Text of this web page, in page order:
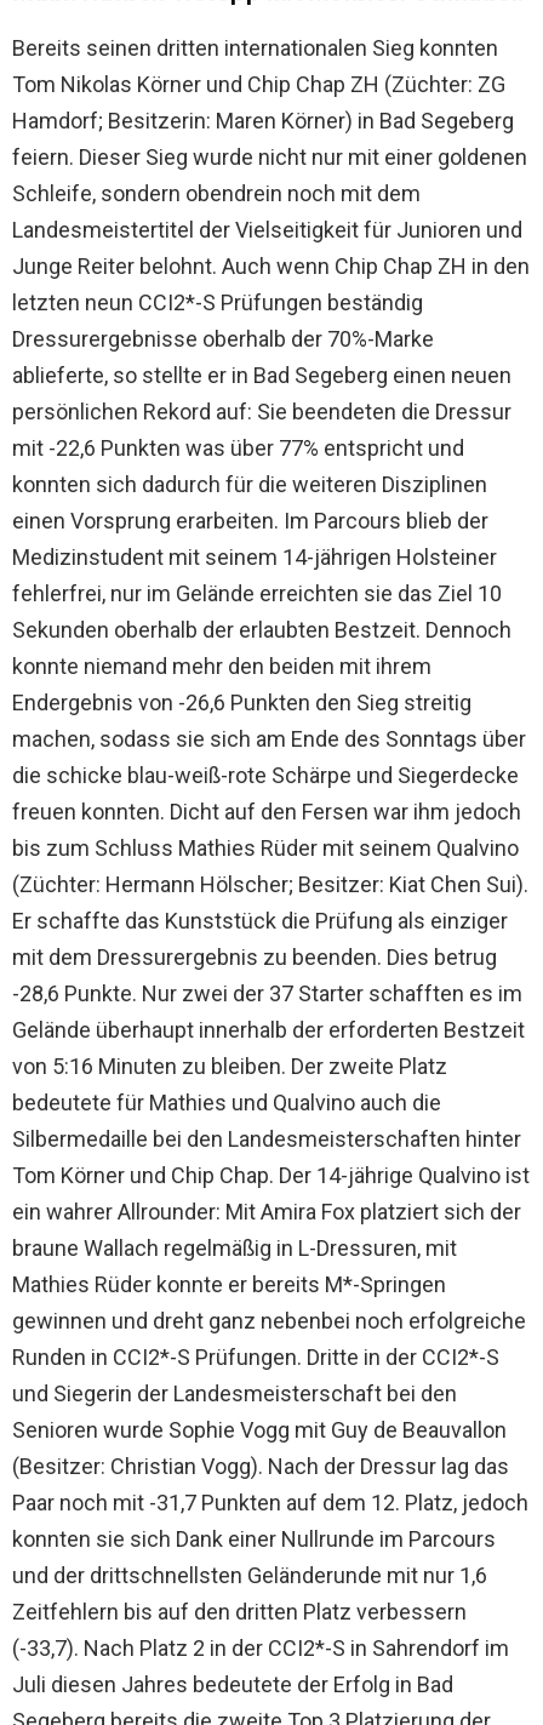
Bereits seinen dritten internationalen Sieg konnten
Tom Nikolas Körner und Chip Chap ZH (Züchter: ZG
Hamdorf; Besitzerin: Maren Körner) in Bad Segeberg
feiern. Dieser Sieg wurde nicht nur mit einer goldenen
Schleife, sondern obendrein noch mit dem
Landesmeistertitel der Vielseitigkeit für Junioren und
Junge Reiter belohnt. Auch wenn Chip Chap ZH in den
letzten neun CCI2*-S Prüfungen beständig
Dressurergebnisse oberhalb der 70%-Marke
ablieferte, so stellte er in Bad Segeberg einen neuen
persönlichen Rekord auf: Sie beendeten die Dressur
mit -22,6 Punkten was über 77% entspricht und
konnten sich dadurch für die weiteren Disziplinen
einen Vorsprung erarbeiten. Im Parcours blieb der
Medizinstudent mit seinem 14-jährigen Holsteiner
fehlerfrei, nur im Gelände erreichten sie das Ziel 10
Sekunden oberhalb der erlaubten Bestzeit. Dennoch
konnte niemand mehr den beiden mit ihrem
Endergebnis von -26,6 Punkten den Sieg streitig
machen, sodass sie sich am Ende des Sonntags über
die schicke blau-weiß-rote Schärpe und Siegerdecke
freuen konnten. Dicht auf den Fersen war ihm jedoch
bis zum Schluss Mathies Rüder mit seinem Qualvino
(Züchter: Hermann Hölscher; Besitzer: Kiat Chen Sui).
Er schaffte das Kunststück die Prüfung als einziger
mit dem Dressurergebnis zu beenden. Dies betrug
-28,6 Punkte. Nur zwei der 37 Starter schafften es im
Gelände überhaupt innerhalb der erforderten Bestzeit
von 5:16 Minuten zu bleiben. Der zweite Platz
bedeutete für Mathies und Qualvino auch die
Silbermedaille bei den Landesmeisterschaften hinter
Tom Körner und Chip Chap. Der 14-jährige Qualvino ist
ein wahrer Allrounder: Mit Amira Fox platziert sich der
braune Wallach regelmäßig in L-Dressuren, mit
Mathies Rüder konnte er bereits M*-Springen
gewinnen und dreht ganz nebenbei noch erfolgreiche
Runden in CCI2*-S Prüfungen. Dritte in der CCI2*-S
und Siegerin der Landesmeisterschaft bei den
Senioren wurde Sophie Vogg mit Guy de Beauvallon
(Besitzer: Christian Vogg). Nach der Dressur lag das
Paar noch mit -31,7 Punkten auf dem 12. Platz, jedoch
konnten sie sich Dank einer Nullrunde im Parcours
und der drittschnellsten Geländerunde mit nur 1,6
Zeitfehlern bis auf den dritten Platz verbessern
(-33,7). Nach Platz 2 in der CCI2*-S in Sahrendorf im
Juli diesen Jahres bedeutete der Erfolg in Bad